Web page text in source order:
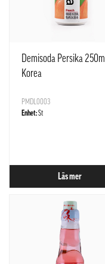
Demisoda Persika 250ml
Korea
PMDL0003
Enhet:St
Läs mer